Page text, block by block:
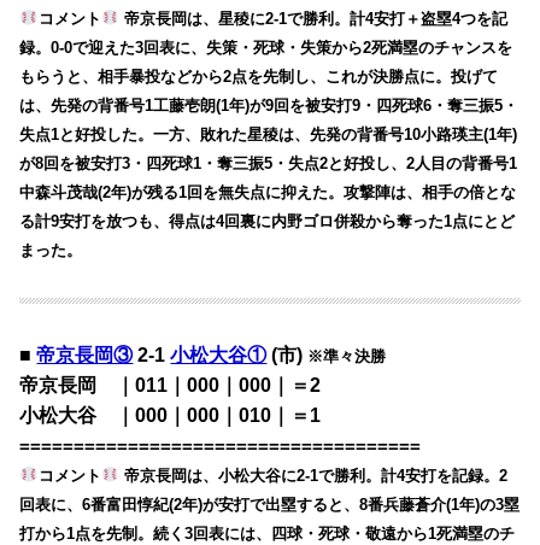
コメント
帝京長岡は、星稜に2-1で勝利。計4安打＋盗塁4つを記
録。0-0で迎えた3回表に、失策・死球・失策から2死満塁のチャンスを
もらうと、相手暴投などから2点を先制し、これが決勝点に。投げて
は、先発の背番号1工藤壱朗(1年)が9回を被安打9・四死球6・奪三振5・
失点1と好投した。一方、敗れた星稜は、先発の背番号10小路瑛主(1年)
が8回を被安打3・四死球1・奪三振5・失点2と好投し、2人目の背番号1
中森斗茂哉(2年)が残る1回を無失点に抑えた。攻撃陣は、相手の倍とな
る計9安打を放つも、得点は4回裏に内野ゴロ併殺から奪った1点にとど
まった。
■帝京長岡③2-1 小松大谷①(市) ※準々決勝
帝京長岡 ｜011｜000｜000｜＝2
小松大谷 ｜000｜000｜010｜＝1
=====================================
コメント
帝京長岡は、小松大谷に2-1で勝利。計4安打を記録。2
回表に、6番富田惇紀(2年)が安打で出塁すると、8番兵藤蒼介(1年)の3塁
打から1点を先制。続く3回表には、四球・死球・敬遠から1死満塁のチ